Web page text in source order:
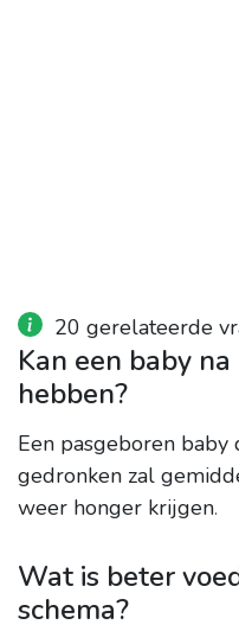
20 gerelateerde
Kan een baby
hebben?
Een pasgeboren
gedronken zal
weer honger krijgen.
Wat is beter
schema?